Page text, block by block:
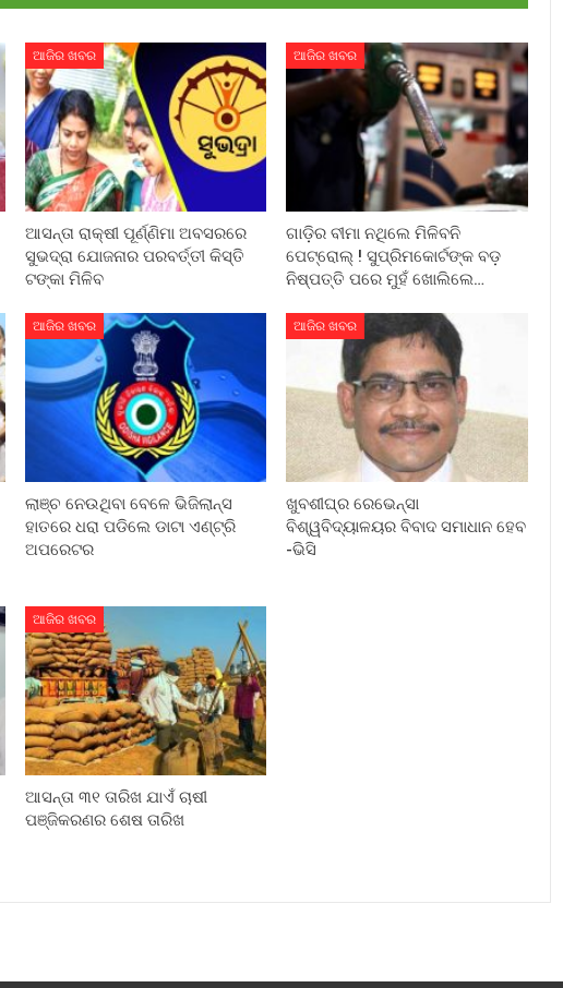
ଆଜିର ଖବର
ଆସନ୍ତା ରାକ୍ଷୀ ପୂର୍ଣ୍ଣିମା ଅବସରରେ
ସୁଭଦ୍ରା ଯୋଜନାର ପରବର୍ତ୍ତୀ କିସ୍ତି
ଟଙ୍କା ମିଳିବ
ଆଜିର ଖବର
ଗାଡ଼ିର ବୀମା ନଥିଲେ ମିଳିବନି
ପେଟ୍ରୋଲ୍ ! ସୁପ୍ରିମକୋର୍ଟଙ୍କ ବଡ଼
ନିଷ୍ପତ୍ତି ପରେ ମୁହଁ ଖୋଲିଲେ…
ଆଜିର ଖବର
ଲାଞ୍ଚ ନେଉଥିବା ବେଳେ ଭିଜିଲାନ୍ସ
ହାତରେ ଧରା ପଡିଲେ ଡାଟା ଏଣ୍ଟ୍ରି
ଅପରେଟର
ଆଜିର ଖବର
ଖୁବଶୀଘ୍ର ରେଭେନ୍ସା
ବିଶ୍ୱବିଦ୍ୟାଳୟର ବିବାଦ ସମାଧାନ ହେବ
-ଭିସି
ଆଜିର ଖବର
ଆସନ୍ତା ୩୧ ତାରିଖ ଯାଏଁ ଚାଷୀ
ପଞ୍ଜିକରଣର ଶେଷ ତାରିଖ